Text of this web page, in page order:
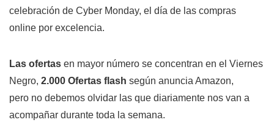
celebración de Cyber Monday, el día de las compras
online por excelencia.
Las ofertas en mayor número se concentran en el Viernes
Negro, 2.000 Ofertas flash según anuncia Amazon,
pero no debemos olvidar las que diariamente nos van a
acompañar durante toda la semana.